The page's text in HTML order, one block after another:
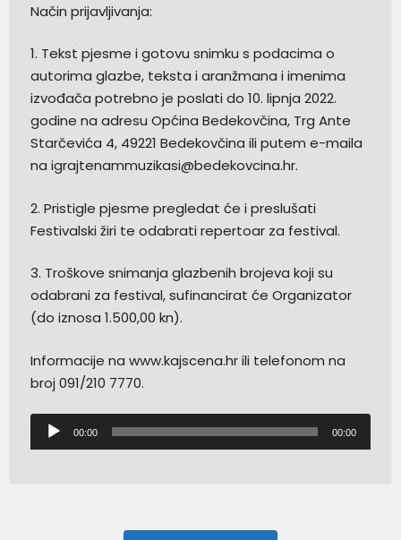
Način prijavljivanja:
1. Tekst pjesme i gotovu snimku s podacima o
autorima glazbe, teksta i aranžmana i imenima
izvođača potrebno je poslati do 10. lipnja 2022.
godine na adresu Općina Bedekovčina, Trg Ante
Starčevića 4, 49221 Bedekovčina ili putem e-maila
na igrajtenammuzikasi@bedekovcina.hr.
2. Pristigle pjesme pregledat će i preslušati
Festivalski žiri te odabrati repertoar za festival.
3. Troškove snimanja glazbenih brojeva koji su
odabrani za festival, sufinancirat će Organizator
(do iznosa 1.500,00 kn).
Informacije na www.kajscena.hr ili telefonom na
broj 091/210 7770.
Reproduktor
audiozapisa
00:00 00:00